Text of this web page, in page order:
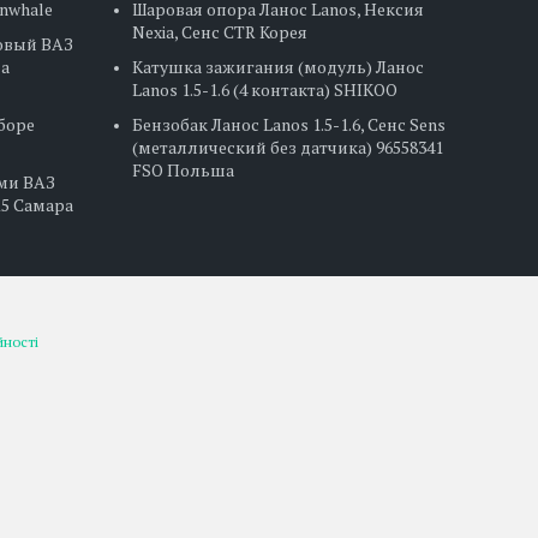
ВАЗ
ВАЗ
Самара
Шаровая опора Ланос Lanos, Нексия
Nexia, Сенс CTR Корея
Катушка зажигания (модуль) Ланос
Lanos 1.5-1.6 (4 контакта) SHIKOO
Бензобак Ланос Lanos 1.5-1.6, Сенс Sens
(металлический без датчика) 96558341
FSO Польша